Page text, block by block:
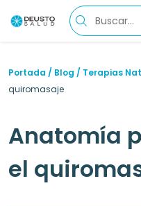
Portada / Blog / Terapias
quiromasaje
Anatomía
el